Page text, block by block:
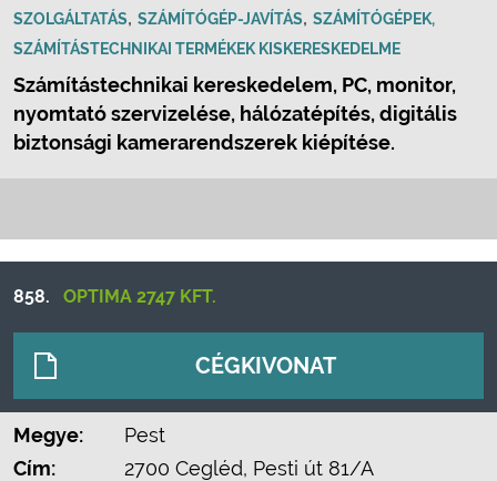
SZOLGÁLTATÁS, SZÁMÍTÓGÉP-JAVÍTÁS, SZÁMÍTÓGÉPEK,
SZÁMÍTÁSTECHNIKAI TERMÉKEK KISKERESKEDELME
Számítástechnikai kereskedelem, PC, monitor,
nyomtató szervizelése, hálózatépítés, digitális
biztonsági kamerarendszerek kiépítése.
858. OPTIMA 2747 KFT.
CÉGKIVONAT
Megye:
Pest
Cím:
2700 Cegléd, Pesti út 81/A